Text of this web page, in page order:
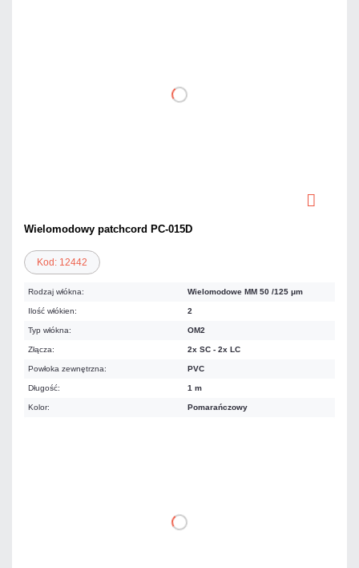
Wielomodowy patchcord PC-015D
Kod: 12442
Rodzaj włókna: Wielomodowe MM 50 /125 μm
Ilość włókien: 2
Typ włókna: OM2
Złącza: 2x SC - 2x LC
Powłoka zewnętrzna: PVC
Długość: 1 m
Kolor: Pomarańczowy
DO KOSZYKA